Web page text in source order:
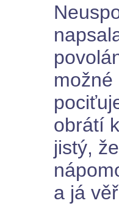
možné
obrátí
jistý,
a já